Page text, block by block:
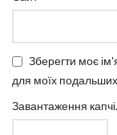
Зберегти моє
для моїх
Завантаження